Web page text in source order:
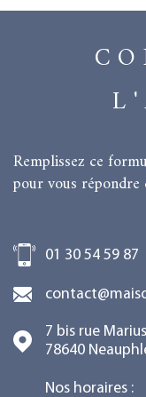
Remplissez ce
pour vous répondre
01 30 54 59 87
7 bis rue
78640
Nos horaires :